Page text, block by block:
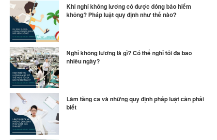
Khi nghỉ không lương có được đóng bảo hiểm
không? Pháp luật quy định như thế nào?
Nghỉ không lương là gì? Có thể nghỉ tối đa bao
nhiêu ngày?
Làm tăng ca và những quy định pháp luật cần phải
biết